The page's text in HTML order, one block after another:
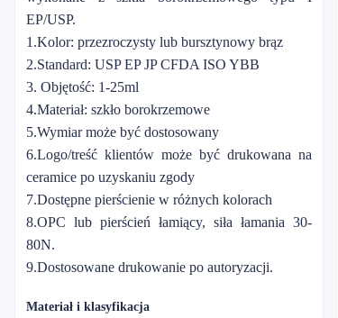
EP/USP.
1.Kolor: przezroczysty lub bursztynowy brąz
2.Standard: USP EP JP CFDA ISO YBB
3. Objętość: 1-25ml
4.Materiał: szkło borokrzemowe
5.Wymiar może być dostosowany
6.Logo/treść klientów może być drukowana na
ceramice po uzyskaniu zgody
7.Dostępne pierścienie w różnych kolorach
8.OPC lub pierścień łamiący, siła łamania 30-
80N.
9.Dostosowane drukowanie po autoryzacji.
Materiał i klasyfikacja